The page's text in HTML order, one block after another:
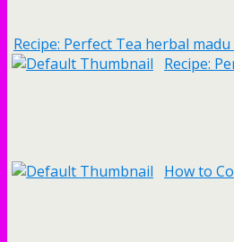
Recipe: Perfect Tea herbal
Recipe:
How to